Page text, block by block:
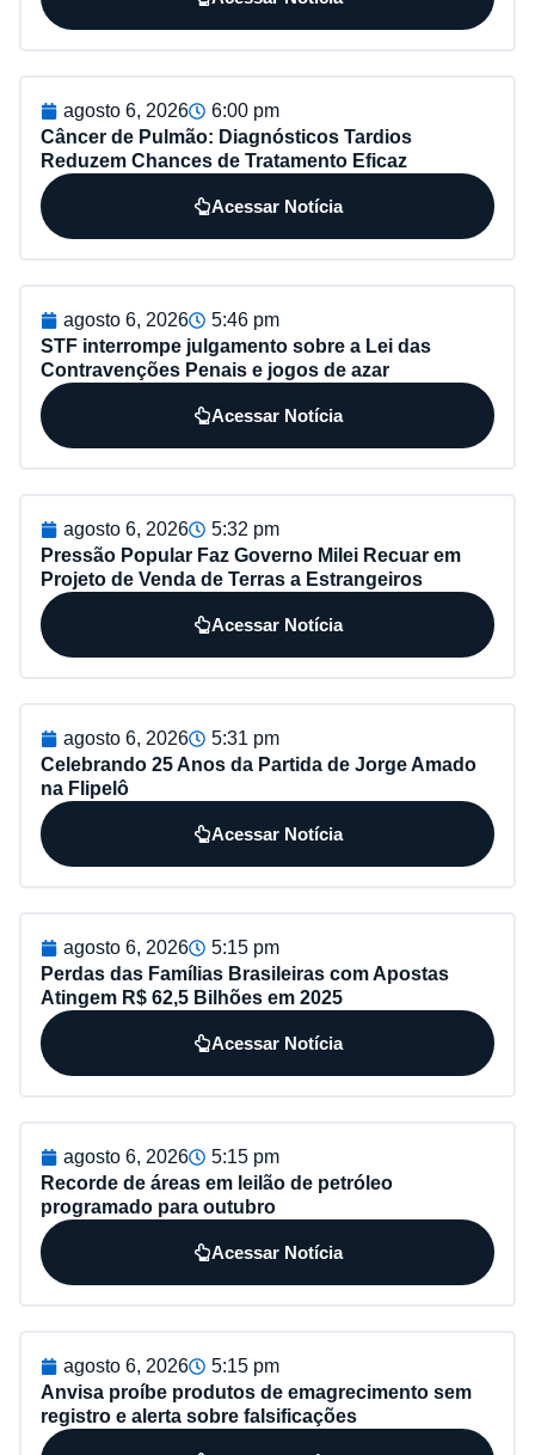
agosto 6, 2026
6:00 pm
Câncer de Pulmão: Diagnósticos Tardios
Reduzem Chances de Tratamento Eficaz
Acessar Notícia
agosto 6, 2026
5:46 pm
STF interrompe julgamento sobre a Lei das
Contravenções Penais e jogos de azar
Acessar Notícia
agosto 6, 2026
5:32 pm
Pressão Popular Faz Governo Milei Recuar em
Projeto de Venda de Terras a Estrangeiros
Acessar Notícia
agosto 6, 2026
5:31 pm
Celebrando 25 Anos da Partida de Jorge Amado
na Flipelô
Acessar Notícia
agosto 6, 2026
5:15 pm
Perdas das Famílias Brasileiras com Apostas
Atingem R$ 62,5 Bilhões em 2025
Acessar Notícia
agosto 6, 2026
5:15 pm
Recorde de áreas em leilão de petróleo
programado para outubro
Acessar Notícia
agosto 6, 2026
5:15 pm
Anvisa proíbe produtos de emagrecimento sem
registro e alerta sobre falsificações